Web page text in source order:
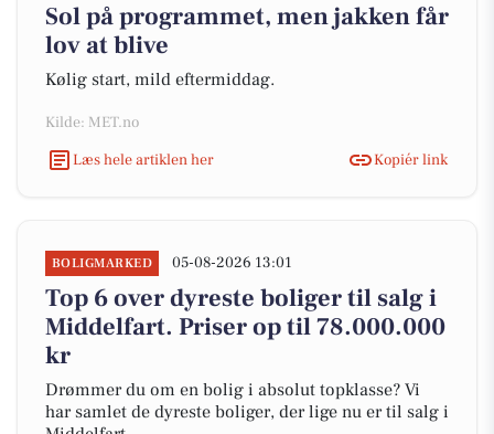
Sol på programmet, men jakken får
lov at blive
Kølig start, mild eftermiddag.
Kilde: MET.no
Læs hele artiklen her
Kopiér link
BOLIGMARKED 05-08-2026 13:01
Top 6 over dyreste boliger til salg i
Middelfart. Priser op til 78.000.000
kr
Drømmer du om en bolig i absolut topklasse? Vi
har samlet de dyreste boliger, der lige nu er til salg i